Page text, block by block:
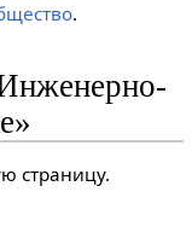
.
страницу.